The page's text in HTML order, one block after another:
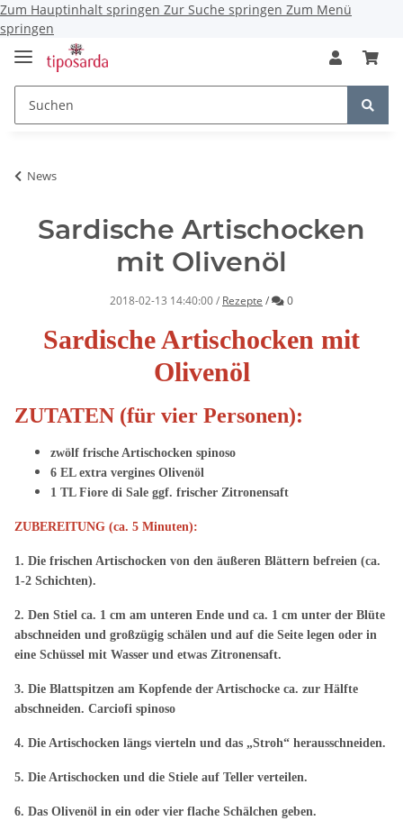
Zum Hauptinhalt springen Zur Suche springen Zum Menü
springen
News
Sardische Artischocken
mit Olivenöl
2018-02-13 14:40:00/ Rezepte / Kommentare
0
Sardische Artischocken mit
Olivenöl
ZUTATEN (für vier Personen):
zwölf frische Artischocken spinoso
6 EL extra vergines Olivenöl
1 TL Fiore di Sale ggf. frischer Zitronensaft
ZUBEREITUNG (ca. 5 Minuten):
1. Die frischen Artischocken von den äußeren Blättern befreien (ca.
1-2 Schichten).
2. Den Stiel ca. 1 cm am unteren Ende und ca. 1 cm unter der Blüte
abschneiden und großzügig schälen und auf die Seite legen oder in
eine Schüssel mit Wasser und etwas Zitronensaft.
3. Die Blattspitzen am Kopfende der Artischocke ca. zur Hälfte
abschneiden. Carciofi spinoso
4. Die Artischocken längs vierteln und das „Stroh“ herausschneiden.
5. Die Artischocken und die Stiele auf Teller verteilen.
6. Das Olivenöl in ein oder vier flache Schälchen geben.